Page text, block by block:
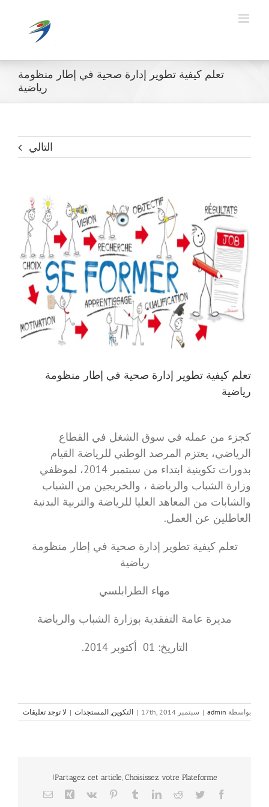
تعلم كيفية تطوير إدارة صحية في إطار منظومة
رياضية
التالي
صورة
أكبر
تعلم كيفية تطوير إدارة صحية في إطار منظومة
رياضية
كجزء من عمله في سوق الشغل في القطاع
الرياضي، يعتزم المرصد الوطني للرياضة القيام
بدورات تكوينية ابتداء من سبتمبر 2014، لموظفي
وزارة الشباب والرياضة ، والخريجين من الشباب
والشابات من المعاهد العليا للرياضة والتربية البدنية
العاطلين عن العمل.
تعلم كيفية تطوير إدارة صحية في إطار منظومة
رياضية
مهاء الطرابلسي
مديرة عامة التفقدية بوزارة الشباب والرياضة
التاريخ: 01 أكتوبر 2014.
بواسطة admin
| سبتمبر 17th, 2014 | التكوين المستجدات | لا توجد تعليقات
Partagez cet article, Choisissez votre Plateforme!
Facebook
Twitter
Reddit
LinkedIn
Tumblr
Pinterest
Vk
Xing
Email